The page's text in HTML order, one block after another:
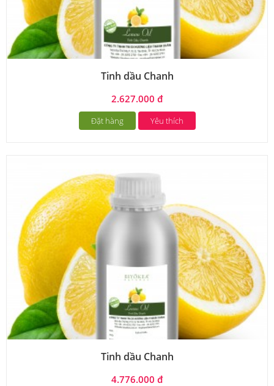
Tinh dầu Chanh
2.627.000 đ
Đặt hàng Yêu thích
Tinh dầu Chanh
4.776.000 đ